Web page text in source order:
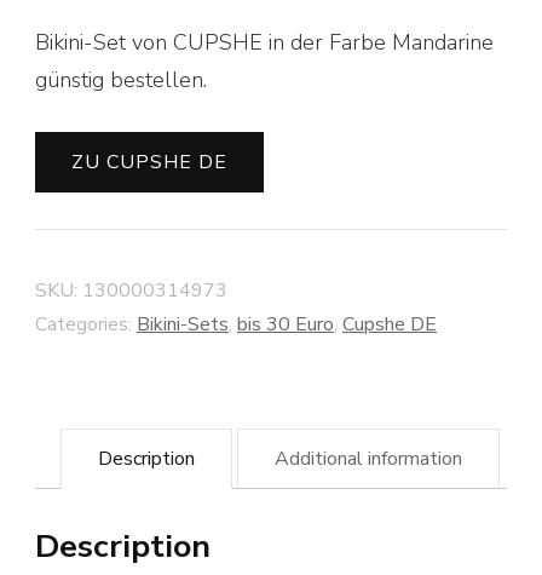
Bikini-Set von CUPSHE in der Farbe Mandarine
günstig bestellen.
ZU CUPSHE DE
SKU: 130000314973
Categories: Bikini-Sets, bis 30 Euro, Cupshe DE
Description Additional information
Description